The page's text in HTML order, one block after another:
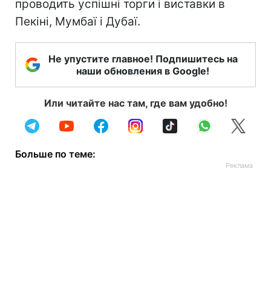
проводить успішні торги і виставки в
Пекіні, Мумбаї і Дубаї.
Не упустите главное! Подпишитесь на
наши обновления в Google!
Или читайте нас там, где вам удобно!
Больше по теме: